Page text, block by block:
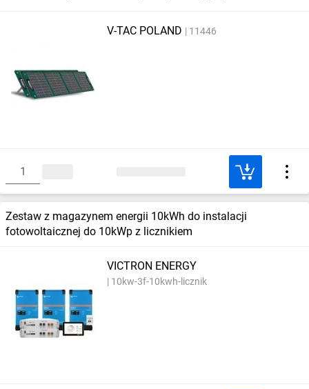
V-TAC POLAND 11446
Zestaw z magazynem energii 10kWh do instalacji
fotowoltaicznej do 10kWp z licznikiem
VICTRON ENERGY
10kw-3f-10kwh-licznik